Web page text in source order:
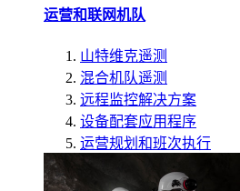
运营和联网机队
山特维克遥测
混合机队遥测
远程监控解决方案
设备配套应用程序
运营规划和班次执行